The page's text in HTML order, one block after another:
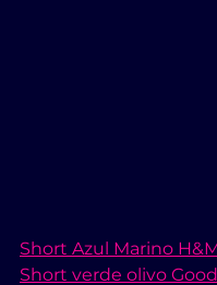
Short Azul Marino
Short verde olivo